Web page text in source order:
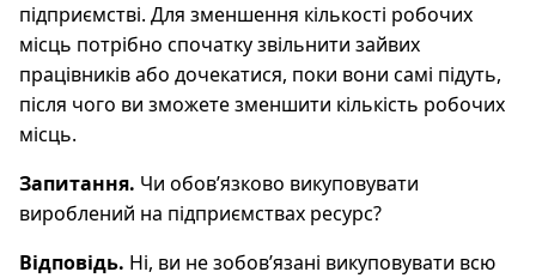
підприємстві. Для зменшення кількості робочих
місць потрібно спочатку звільнити зайвих
працівників або дочекатися, поки вони самі підуть,
після чого ви зможете зменшити кількість робочих
місць.
Запитання. Чи обов’язково викуповувати
вироблений на підприємствах ресурс?
Відповідь. Ні, ви не зобов’язані викуповувати всю